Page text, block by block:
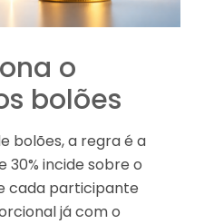
o
bolões
bolões, a regra é a
30% incide sobre o
cada participante
já com o